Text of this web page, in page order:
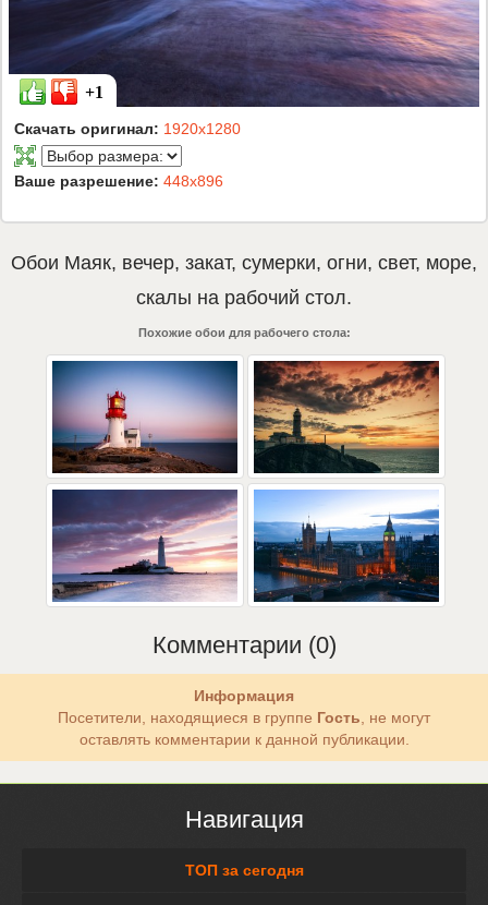
+1
Скачать оригинал: 1920x1280
Ваше разрешение: 448x896
Обои Маяк, вечер, закат, сумерки, огни, свет, море,
скалы на рабочий стол.
Похожие обои для рабочего стола:
Комментарии (0)
Информация
Посетители, находящиеся в группе Гость , не могут
оставлять комментарии к данной публикации.
Навигация
ТОП за сегодня